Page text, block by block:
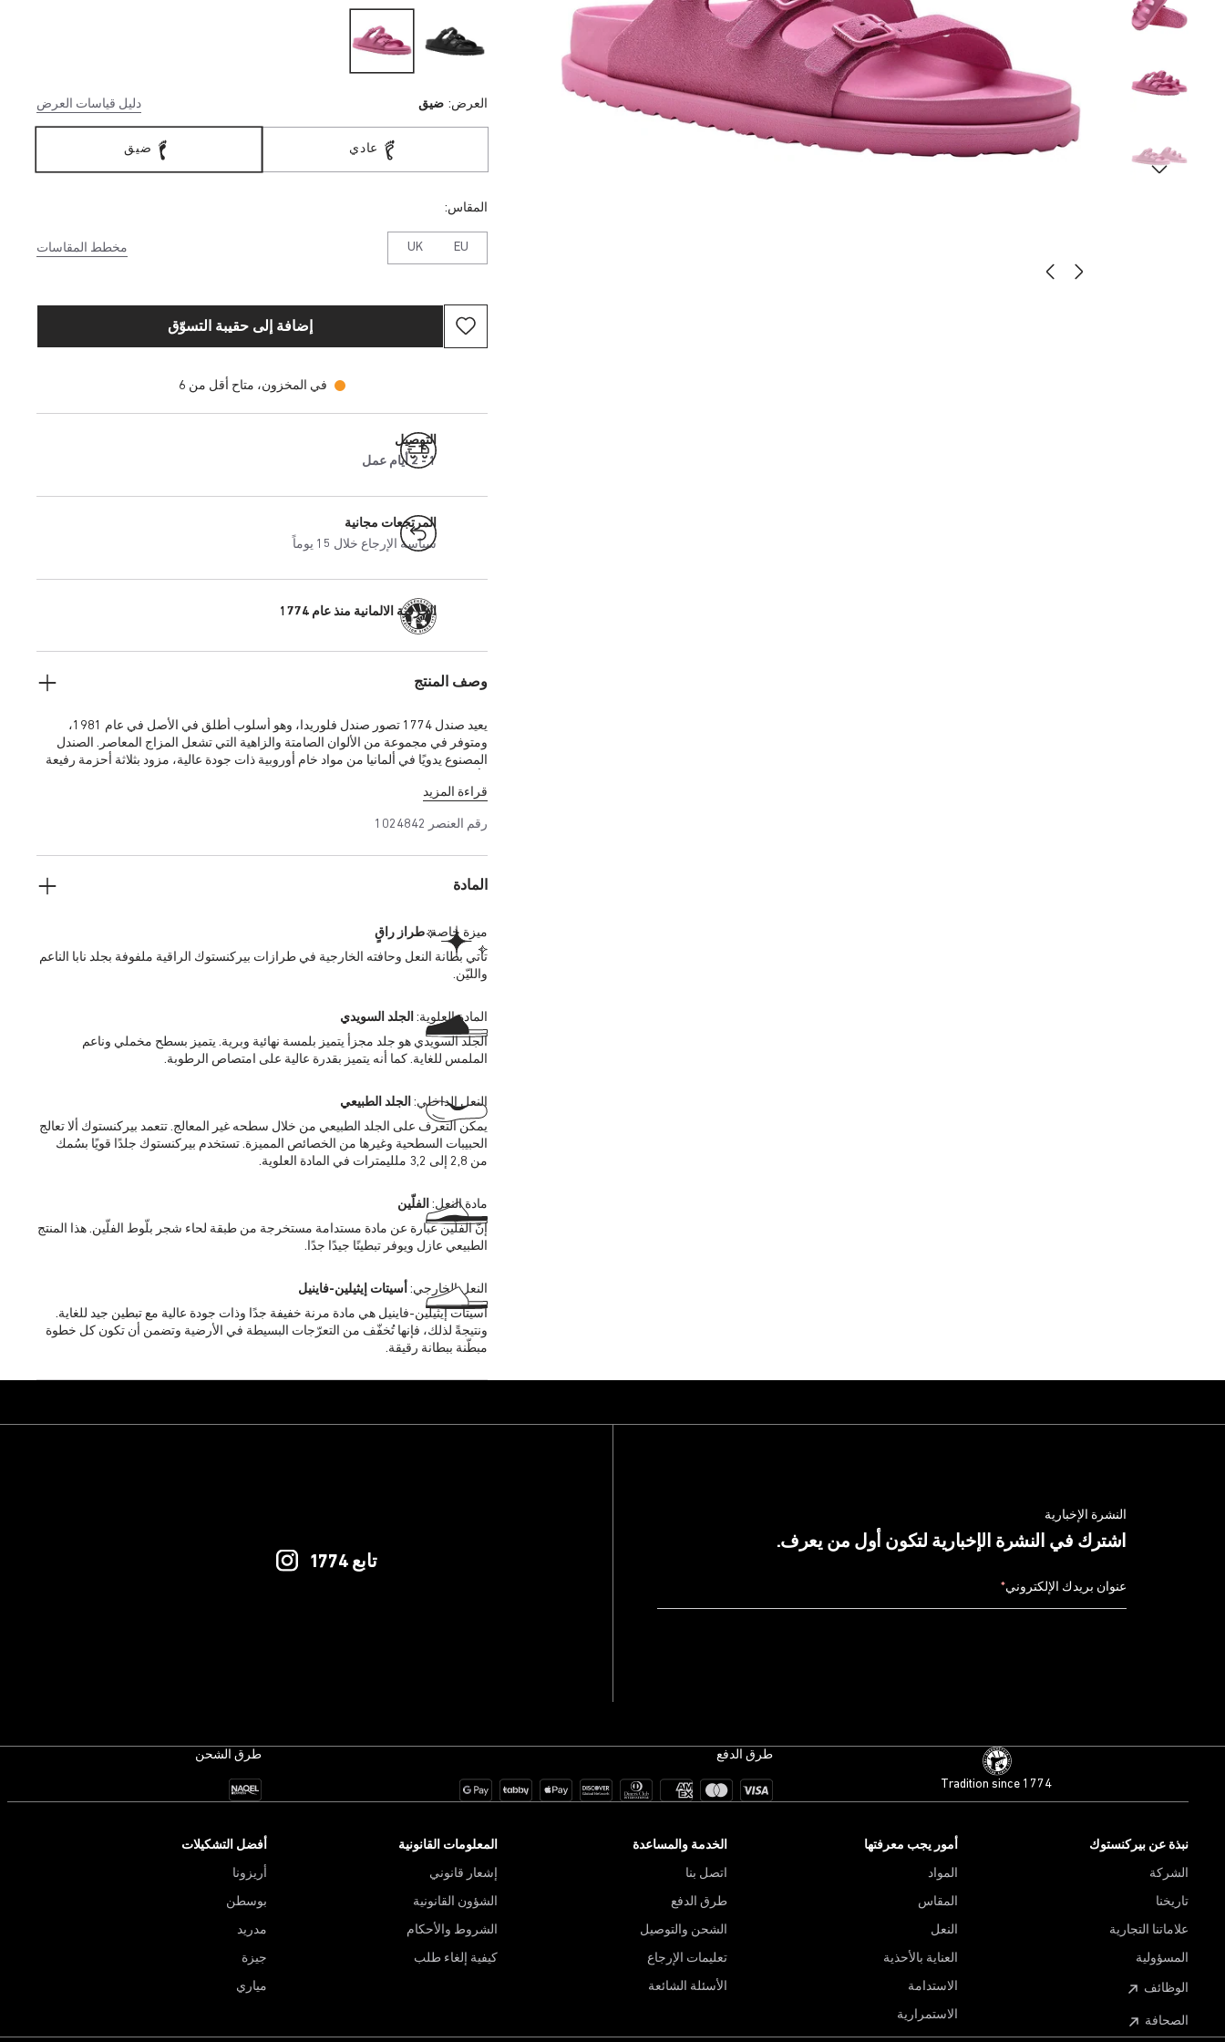
العرض: ضيق دليل قياسات العرض
عادي ضيق
مخطط المقاسات
المقاس:
EU
UK
إضافة إلى حقيبة التسوّق
في المخزون، متاح أقل من 6
التوصيل
1 - 2 أيام عمل
المرتجعات مجانية
سياسة الإرجاع خلال 15 يوماً
الحرفية الالمانية منذ عام 1774
وصف المنتج
يعيد صندل 1774 تصور صندل فلوريدا، وهو أسلوب أطلق في الأصل في عام 1981،
ومتوفر في مجموعة من الألوان الصامتة والزاهية التي تشعل المزاج المعاصر. الصندل
المصنوع يدويًا في ألمانيا من مواد خام أوروبية ذات جودة عالية، مزود بثلاثة أحزمة رفيعة
قراءة المزيد
رقم العنصر 1024842
المادة
ميزة خاصة:طراز راقٍ
تأتي بطانة النعل وحافته الخارجية في طرازات بيركنستوك الراقية ملفوفة بجلد نابا الناعم
والليّن.
المادة العلوية: الجلد السويدي
الجلد السويدي هو جلد مجزأ يتميز بلمسة نهائية وبرية. يتميز بسطح مخملي وناعم
الملمس للغاية. كما أنه يتميز بقدرة عالية على امتصاص الرطوبة.
النعل الداخلي: الجلد الطبيعي
يمكن التعرف على الجلد الطبيعي من خلال سطحه غير المعالج. تتعمد بيركنستوك ألا تعالج
الحبيبات السطحية وغيرها من الخصائص المميزة. تستخدم بيركنستوك جلدًا قويًا بسُمك
من 2,8 إلى 3,2 ملليمترات في المادة العلوية.
مادة النعل: الفلّين
إنّ الفلّين عبارة عن مادة مستدامة مستخرجة من طبقة لحاء شجر بلّوط الفلّين. هذا المنتج
الطبيعي عازل ويوفر تبطينًا جيدًا جدًا.
النعل الخارجي: أسيتات إيثيلين-فاينيل
أسيتات إيثيلين-فاينيل هي مادة مرنة خفيفة جدًا وذات جودة عالية مع تبطين جيد للغاية.
ونتيجةً لذلك، فإنها تُخفّف من التعرّجات البسيطة في الأرضية وتضمن أن تكون كل خطوة
مبطّنة ببطانة رقيقة.
النشرة الإخبارية
اشترك في النشرة الإخبارية لتكون أول من يعرف.
عنوان بريدك الإلكتروني*
تابع 1774
Tradition since 1774
طرق الدفع طرق الشحن
نبذة عن بيركنستوك
الشركة
تاريخنا
علاماتنا التجارية
المسؤولية
الوظائف
الصحافة
أمور يجب معرفتها
المواد
المقاس
النعل
العناية بالأحذية
الاستدامة
الاستمرارية
الخدمة والمساعدة
اتصل بنا
طرق الدفع
الشحن والتوصيل
تعليمات الإرجاع
الأسئلة الشائعة
المعلومات القانونية
إشعار قانوني
الشؤون القانونية
الشروط والأحكام
كيفية إلغاء طلب
أفضل التشكيلات
أريزونا
بوسطن
مدريد
جيزة
مياري